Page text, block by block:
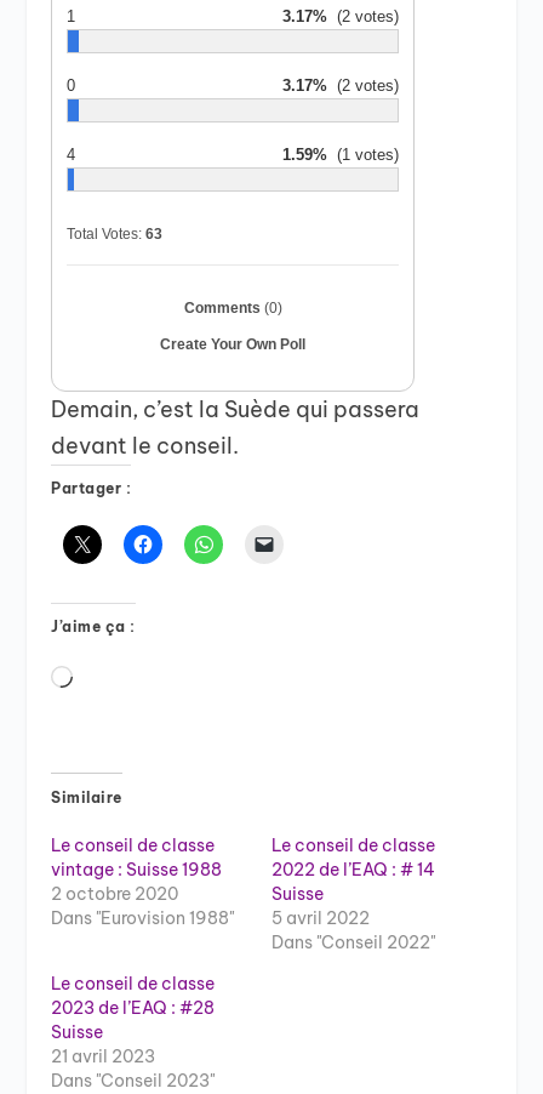
1 3.17% (2 votes)
0 3.17% (2 votes)
4 1.59% (1 votes)
Total Votes:63
Comments (0)
Create Your Own Poll
Demain, c’est la Suède qui passera
devant le conseil.
Partager :
J’aime ça :
Chargement…
Similaire
Le conseil de classe
vintage : Suisse 1988
2 octobre 2020
Dans "Eurovision 1988"
Le conseil de classe
2022 de l’EAQ : # 14
Suisse
5 avril 2022
Dans "Conseil 2022"
Le conseil de classe
2023 de l’EAQ : #28
Suisse
21 avril 2023
Dans "Conseil 2023"